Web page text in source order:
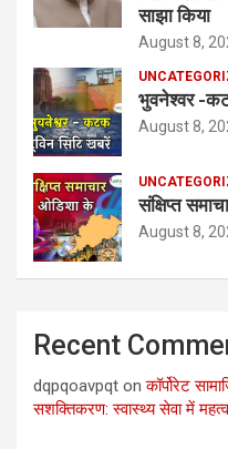
साझा किया
August 8,
भुवनेश्वर -
August 8,
संक्षिप्त
August 8,
Recent
dqpqoavpqt onकॉर्पोरेट
सशक्तिकरण: स्वास्थ्य सेवा में